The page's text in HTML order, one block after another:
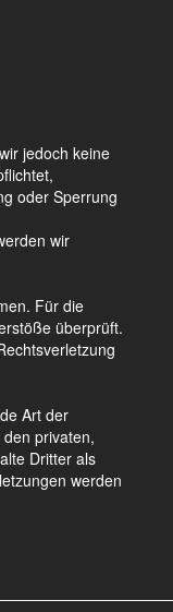
jedoch keine
oder Sperrung
wir
Für die
überprüft.
Art der
privaten,
Dritter als
werden